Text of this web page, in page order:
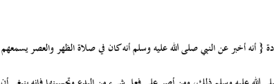
أنه أخبر عن النبي صلى الله عليه وسلم أنه كان في صلاة الظهر والعصر يسمعهم